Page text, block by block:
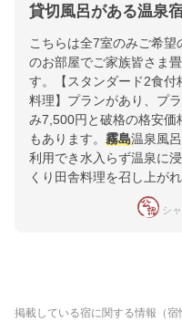
貸切風呂がある温泉
こちらは全7室のみご希望
のお部屋でご家族皆さま
す。【スタンダード2食付
料理】プランがあり、プ
み7,500円と破格の格安価
もあります。 霧島温泉風
利用でき水入らず温泉に
くり田舎料理を召し上がれ
シ
掲載している宿に関する情報（